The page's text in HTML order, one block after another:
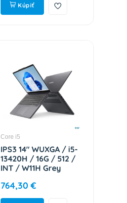
Kúpiť
Core i5
IPS3 14" WUXGA / i5-
13420H / 16G / 512 /
INT / W11H Grey
764,30 €